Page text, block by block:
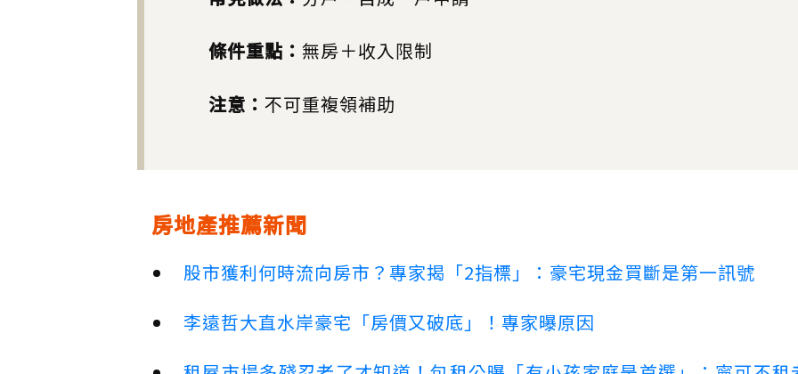
條件重點： 無房＋收入限制
注意： 不可重複領補助
房地產推薦新聞
股市獲利何時流向房市？專家揭「2指標」：豪宅現金買斷是第一訊號
李遠哲大直水岸豪宅「房價又破底」！專家曝原因